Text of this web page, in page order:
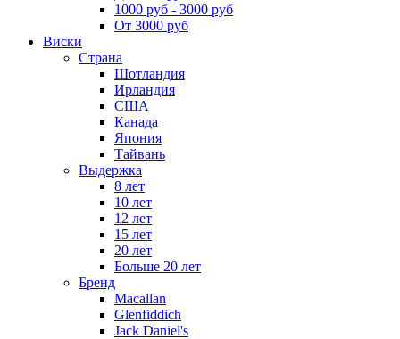
1000 руб - 3000 руб
От 3000 руб
Виски
Страна
Шотландия
Ирландия
США
Канада
Япония
Тайвань
Выдержка
8 лет
10 лет
12 лет
15 лет
20 лет
Больше 20 лет
Бренд
Macallan
Glenfiddich
Jack Daniel's